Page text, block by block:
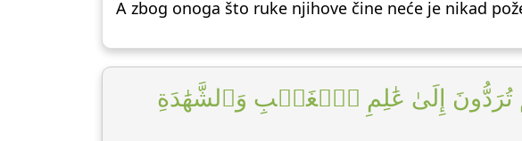
A zbog onoga što ruke njihove čine neće je nikad
إِلَىٰ عَٰلِمِ ٱلۡغَيۡبِ وَٱلشَّهَٰدَةِ